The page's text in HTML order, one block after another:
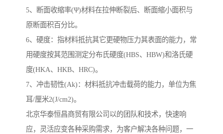
5、断面收缩率(Ψ)材料在拉伸断裂后、断面缩小面积与
原断面积百分比。
6、硬度：指材料抵抗其它更硬物压力其表面的能力，常
用硬度按其范围测定分布氏硬度(HBS、HBW)和洛氏硬
度(HKA、HKB、HRC)。
7、冲击韧性(Ak)：材料抵抗冲击载荷的能力，单位为焦
耳/厘米2(J/cm2)。
北京华泰恒昌商贸有限公司以的团队和技术，快速响
应，灵活应变各种采购需求，为客户解决各种问题，一